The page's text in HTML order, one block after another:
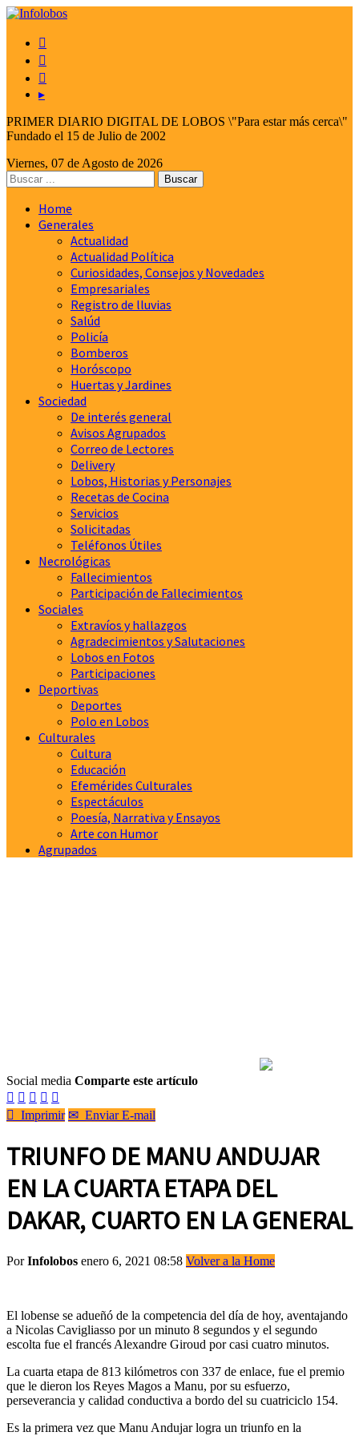



▸
PRIMER DIARIO DIGITAL DE LOBOS \"Para estar más cerca\"
Fundado el 15 de Julio de 2002
Viernes, 07 de Agosto de 2026
Home
Generales
Actualidad
Actualidad Política
Curiosidades, Consejos y Novedades
Empresariales
Registro de lluvias
Salúd
Policía
Bomberos
Horóscopo
Huertas y Jardines
Sociedad
De interés general
Avisos Agrupados
Correo de Lectores
Delivery
Lobos, Historias y Personajes
Recetas de Cocina
Servicios
Solicitadas
Teléfonos Útiles
Necrológicas
Fallecimientos
Participación de Fallecimientos
Sociales
Extravíos y hallazgos
Agradecimientos y Salutaciones
Lobos en Fotos
Participaciones
Deportivas
Deportes
Polo en Lobos
Culturales
Cultura
Educación
Efemérides Culturales
Espectáculos
Poesía, Narrativa y Ensayos
Arte con Humor
Agrupados
Social media Comparte este artículo
    
 Imprimir ✉ Enviar E-mail
TRIUNFO DE MANU ANDUJAR
EN LA CUARTA ETAPA DEL
DAKAR, CUARTO EN LA GENERAL
PorInfolobos enero 6, 2021 08:58 Volver a la Home
El lobense se adueñó de la competencia del día de hoy, aventajando
a Nicolas Cavigliasso por un minuto 8 segundos y el segundo
escolta fue el francés Alexandre Giroud por casi cuatro minutos.
La cuarta etapa de 813 kilómetros con 337 de enlace, fue el premio
que le dieron los Reyes Magos a Manu, por su esfuerzo,
perseverancia y calidad conductiva a bordo del su cuatriciclo 154.
Es la primera vez que Manu Andujar logra un triunfo en la